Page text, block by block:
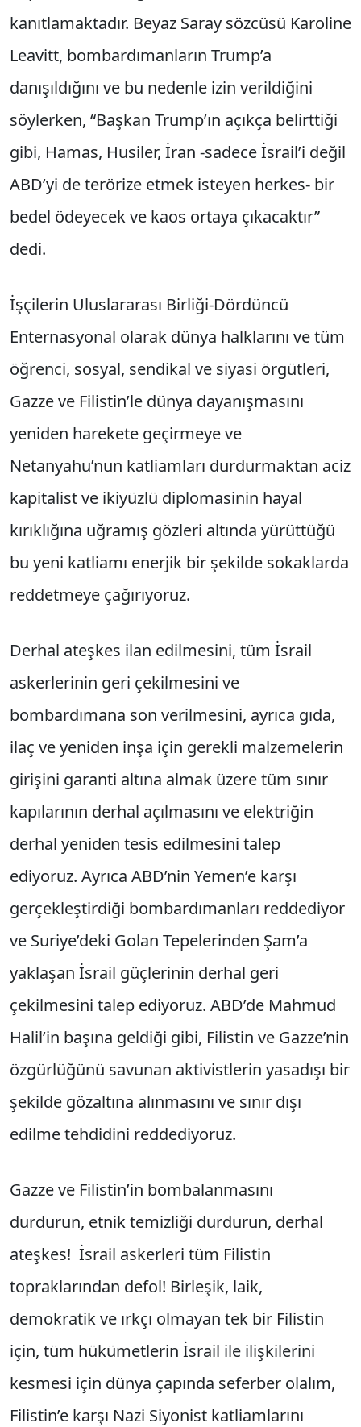
kanıtlamaktadır. Beyaz Saray sözcüsü Karoline
Leavitt, bombardımanların Trump’a
danışıldığını ve bu nedenle izin verildiğini
söylerken, “Başkan Trump’ın açıkça belirttiği
gibi, Hamas, Husiler, İran -sadece İsrail’i değil
ABD’yi de terörize etmek isteyen herkes- bir
bedel ödeyecek ve kaos ortaya çıkacaktır”
dedi.
İşçilerin Uluslararası Birliği-Dördüncü
Enternasyonal olarak dünya halklarını ve tüm
öğrenci, sosyal, sendikal ve siyasi örgütleri,
Gazze ve Filistin’le dünya dayanışmasını
yeniden harekete geçirmeye ve
Netanyahu’nun katliamları durdurmaktan aciz
kapitalist ve ikiyüzlü diplomasinin hayal
kırıklığına uğramış gözleri altında yürüttüğü
bu yeni katliamı enerjik bir şekilde sokaklarda
reddetmeye çağırıyoruz.
Derhal ateşkes ilan edilmesini, tüm İsrail
askerlerinin geri çekilmesini ve
bombardımana son verilmesini, ayrıca gıda,
ilaç ve yeniden inşa için gerekli malzemelerin
girişini garanti altına almak üzere tüm sınır
kapılarının derhal açılmasını ve elektriğin
derhal yeniden tesis edilmesini talep
ediyoruz. Ayrıca ABD’nin Yemen’e karşı
gerçekleştirdiği bombardımanları reddediyor
ve Suriye’deki Golan Tepelerinden Şam’a
yaklaşan İsrail güçlerinin derhal geri
çekilmesini talep ediyoruz. ABD’de Mahmud
Halil’in başına geldiği gibi, Filistin ve Gazze’nin
özgürlüğünü savunan aktivistlerin yasadışı bir
şekilde gözaltına alınmasını ve sınır dışı
edilme tehdidini reddediyoruz.
Gazze ve Filistin’in bombalanmasını
durdurun, etnik temizliği durdurun, derhal
ateşkes! İsrail askerleri tüm Filistin
topraklarından defol! Birleşik, laik,
demokratik ve ırkçı olmayan tek bir Filistin
için, tüm hükümetlerin İsrail ile ilişkilerini
kesmesi için dünya çapında seferber olalım,
Filistin’e karşı Nazi Siyonist katliamlarını